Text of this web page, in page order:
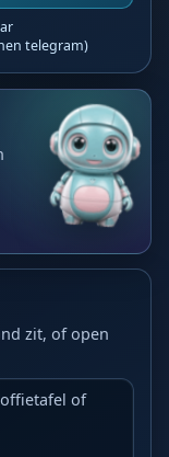
telegram)
zit, of open
of